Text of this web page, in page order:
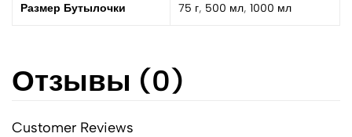
Размер Бутылочки 75 г, 500 мл, 1000 мл
Отзывы (0)
Customer Reviews